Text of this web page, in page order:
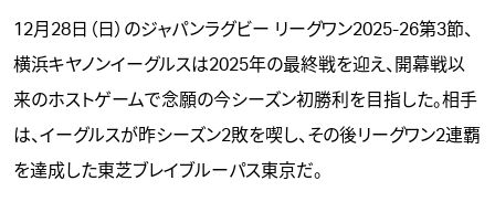
12月28日（日）のジャパンラグビー リーグワン2025-26第3節、
横浜キヤノンイーグルスは2025年の最終戦を迎え、開幕戦以
来のホストゲームで念願の今シーズン初勝利を目指した。相手
は、イーグルスが昨シーズン2敗を喫し、その後リーグワン2連覇
を達成した東芝ブレイブルーパス東京だ。